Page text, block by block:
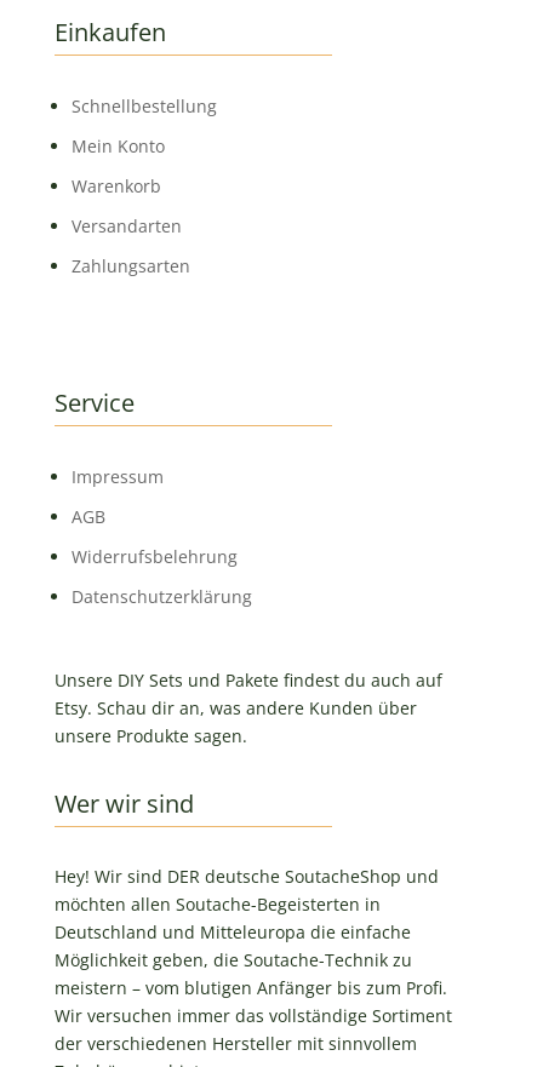
Einkaufen
Schnell­bestellung
Mein Konto
Warenkorb
Versandarten
Zahlungsarten
Service
Impressum
AGB
Widerrufsbelehrung
Datenschutzerklärung
Unsere DIY Sets und Pakete findest du auch auf
Etsy. Schau dir an, was andere Kunden über
unsere Produkte sagen.
Wer wir sind
Hey! Wir sind DER deutsche SoutacheShop und
möchten allen Soutache-Begeisterten in
Deutschland und Mitteleuropa die einfache
Möglichkeit geben, die Soutache-Technik zu
meistern – vom blutigen Anfänger bis zum Profi.
Wir versuchen immer das vollständige Sortiment
der verschiedenen Hersteller mit sinnvollem